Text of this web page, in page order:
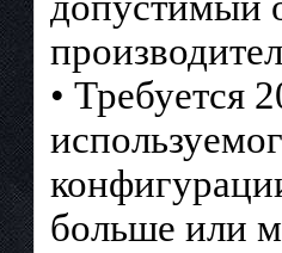
• Требуется
больше или